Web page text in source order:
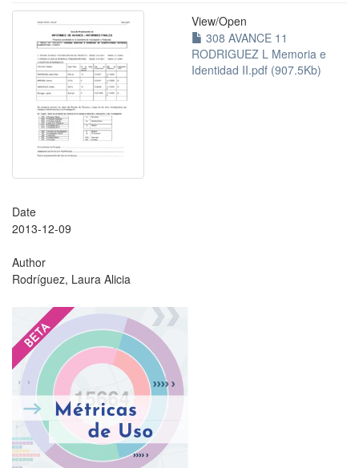
View/Open
308 AVANCE 11
RODRIGUEZ L Memoria e
Identidad II.pdf (907.5Kb)
Date
2013-12-09
Author
Rodríguez, Laura Alicia
?